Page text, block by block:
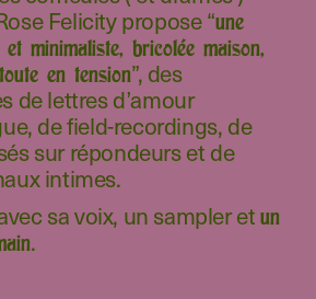
Felicity propose “une
minimaliste, bricolée maison,
en tension”, des
de lettres d’amour
de field-recordings, de
sur répondeurs et de
intimes.
sa voix, un sampler et un
.